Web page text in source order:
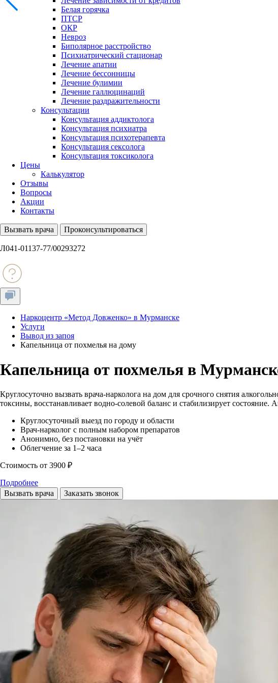
Белая горячка
ПТСР
ОКР
Невроз
Биполярное расстройство
Психиатрический стационар
Лечение апатии
Лечение бессонницы
Лечение булимии
Лечение галлюцинаций
Лечение раздражительности
Консультации
Консультация аддиктолога
Консультация психиатра
Консультация психотерапевта
Консультация сексолога
Консультация токсиколога
Цены
Калькулятор
Отзывы
Вопросы
Акции
Контакты
Вызвать врача Проконсультироваться
Л041-01137-77/00293272
Наркоцентр «Метод Довженко» в Мурманске
Услуги
Вывод из запоя
Капельница от похмелья на дому
Капельница от похмелья в
Круглосуточно вызвать врача-нарколога на дом для срочного снятия
токсины, восстанавливает водно-солевой баланс и стабилизирует состояние.
Круглосуточный выезд по городу и области
Врач-нарколог с полным набором препаратов
Анонимно, без постановки на учёт
Облегчение за 1–2 часа
Стоимость от 3900 ₽
Подробнее
Вызвать врача
Заказать звонок